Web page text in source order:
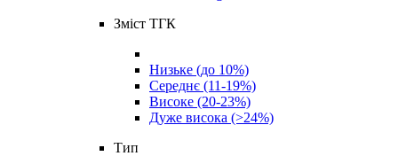
Зміст ТГК
Низьке (до 10%)
Середнє (11-19%)
Високе (20-23%)
Дуже висока (>24%)
Тип